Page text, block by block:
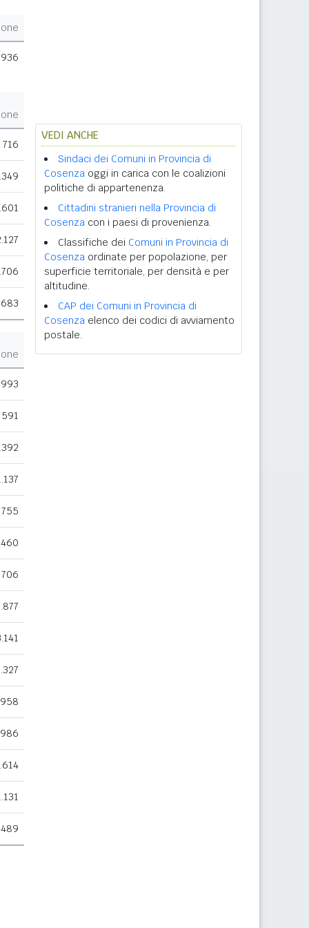
716
591
755
706
VEDI ANCHE
Sindaci dei Comuni in Provincia di
Cosenza oggi in carica con le coalizioni
politiche di appartenenza.
Cittadini stranieri nella Provincia di
Cosenza con i paesi di provenienza.
Classifiche dei Comuni in Provincia di
Cosenza ordinate per popolazione, per
superficie territoriale, per densità e per
altitudine.
CAP dei Comuni in Provincia di
Cosenza elenco dei codici di avviamento
postale.